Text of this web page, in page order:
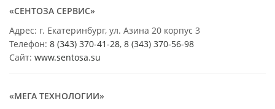
«СЕНТОЗА СЕРВИС»
Адрес: г. Екатеринбург, ул. Азина 20 корпус 3
Телефон: 8 (343) 370-41-28, 8 (343) 370-56-98
Сайт: www.sentosa.su
«МЕГА ТЕХНОЛОГИИ»